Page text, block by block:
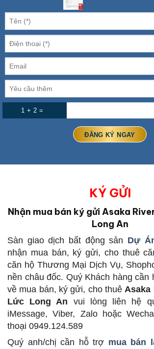
1 + 2 =
KÝ GỬI
Nhận mua bán ký gửi Asaka
Long An
Sàn giao dịch bất động sản Dự
nhận mua bán, ký gửi, cho thuê
căn hộ Thương Mại Dịch Vụ,
nền châu đốc. Quý Khách hàng cần
về mua bán, ký gửi, cho thuêAsaka
Lức Long An vui lòng liên hệ
iMessage, Viber, Zalo hoặc
thoại 0949.124.589
Quý anh/chị cần hỗ trợ mua bán